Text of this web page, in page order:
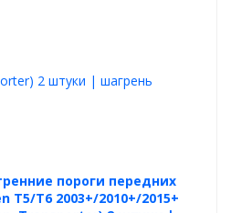
пороги передних
T5/T6 2003+/2010+/2015+